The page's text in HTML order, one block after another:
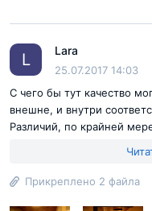
Согласен справилами
Отправить
Ответ на отзыв
L Lara
25.07.2017 14:03
С чего бы тут качество
внешне, и внутри
Различий, по крайней
Достоинства:Дом
Прикреплено 2 файла